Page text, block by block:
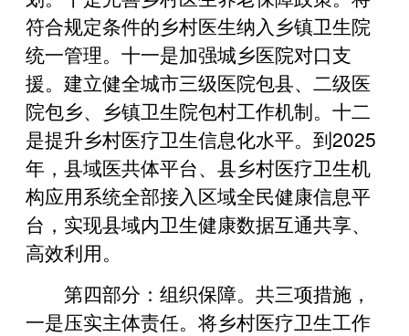
符合规定条件的乡村医生纳入乡镇卫生院
统一管理。十一是加强城乡医院对口支
援。建立健全城市三级医院包县、二级医
院包乡、乡镇卫生院包村工作机制。十二
是提升乡村医疗卫生信息化水平。到2025
年，县域医共体平台、县乡村医疗卫生机
构应用系统全部接入区域全民健康信息平
台，实现县域内卫生健康数据互通共享、
高效利用。
第四部分：组织保障。共三项措施，
一是压实主体责任。将乡村医疗卫生工作